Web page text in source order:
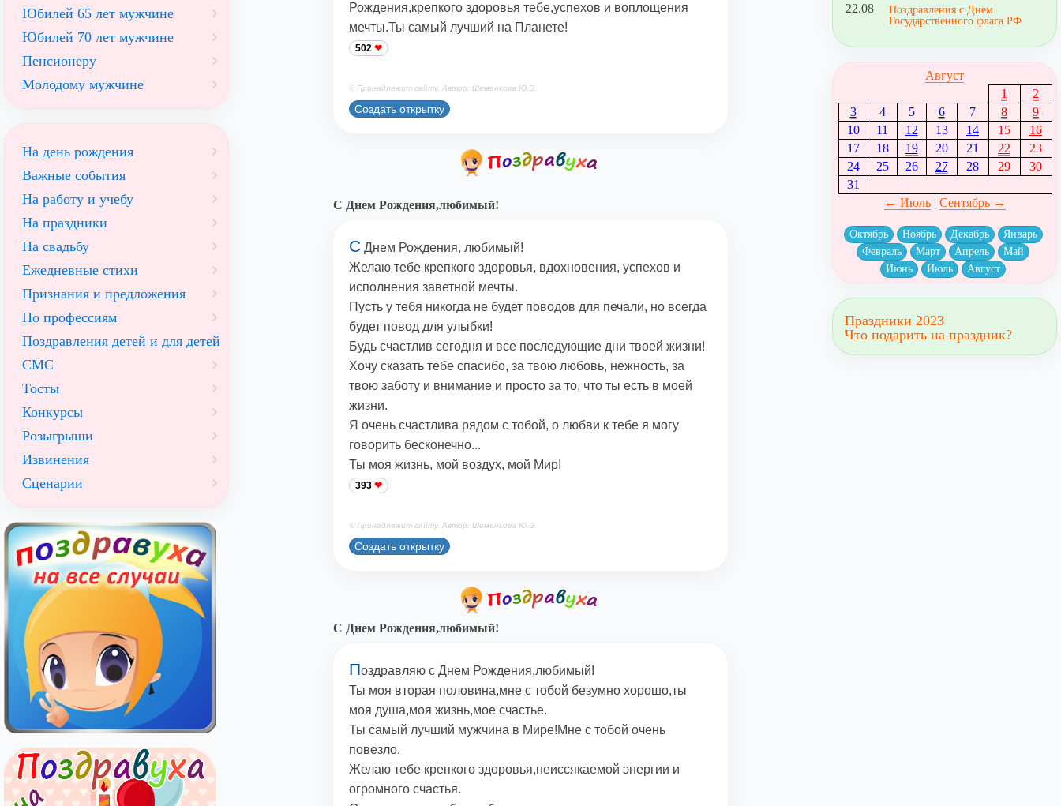
Рождения,крепкого здоровья тебе,успехов и воплощения
мечты.Ты самый лучший на Планете!
502
© Принадлежит сайту. Автор: Шеменкова Ю.Э.
Создать открытку
С Днем Рождения,любимый!
СДнем Рождения, любимый!
Желаю тебе крепкого здоровья, вдохновения, успехов и
исполнения заветной мечты.
Пусть у тебя никогда не будет поводов для печали, но всегда
будет повод для улыбки!
Будь счастлив сегодня и все последующие дни твоей жизни!
Хочу сказать тебе спасибо, за твою любовь, нежность, за
твою заботу и внимание и просто за то, что ты есть в моей
жизни.
Я очень счастлива рядом с тобой, о любви к тебе я могу
говорить бесконечно...
Ты моя жизнь, мой воздух, мой Мир!
393
© Принадлежит сайту. Автор: Шеменкова Ю.Э.
Создать открытку
С Днем Рождения,любимый!
Поздравляю с Днем Рождения,любимый!
Ты моя вторая половина,мне с тобой безумно хорошо,ты
моя душа,моя жизнь,мое счастье.
Ты самый лучший мужчина в Мире!Мне с тобой очень
повезло.
Желаю тебе крепкого здоровья,неиссякаемой энергии и
огромного счастья.
Юбилей 65 лет мужчине
Юбилей 70 лет мужчине
Пенсионеру
Молодому мужчине
На день рождения
Важные события
На работу и учебу
На праздники
На свадьбу
Ежедневные стихи
Признания и предложения
По профессиям
Поздравления детей и для детей
СМС
Тосты
Конкурсы
Розыгрыши
Извинения
Сценарии
22.08
Поздравления с Днем
Государственного флага РФ
Август
1
2
3
4 5 6 7 8
9
10
11 12 13 14 15
16
17
18 19 20 21 22
23
24
25 26 27 28 29
30
31
← Июль| Сентябрь →
Октябрь Ноябрь Декабрь
Январь
Февраль
Март Апрель
Май
Июнь
Июль Август
Праздники 2023
Что подарить на праздник?